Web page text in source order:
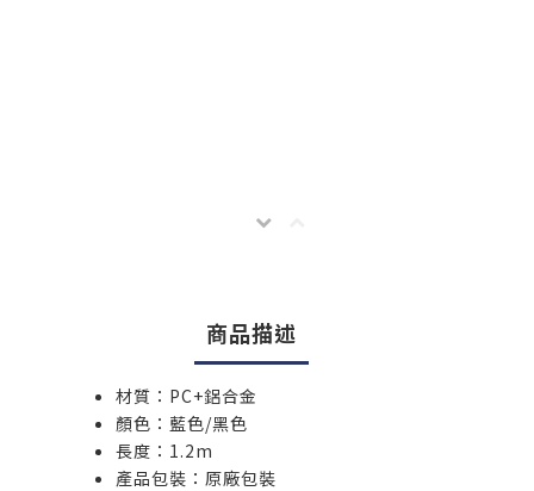
商品描述
材質：PC+鋁合金
顏色：藍色/黑色
長度：1.2m
產品包裝：原廠包裝